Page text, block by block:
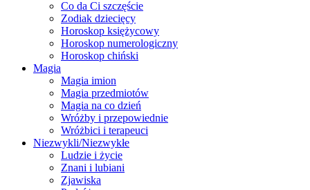
Co da Ci szczęście
Zodiak dziecięcy
Horoskop księżycowy
Horoskop numerologiczny
Horoskop chiński
Magia
Magia imion
Magia przedmiotów
Magia na co dzień
Wróżby i przepowiednie
Wróżbici i terapeuci
Niezwykli/Niezwykłe
Ludzie i życie
Znani i lubiani
Zjawiska